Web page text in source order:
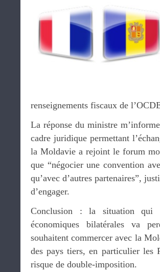
renseignements fiscaux de
La réponse du ministre
cadre juridique permettant
la Moldavie a rejoint le forum
que “négocier une convention
qu’avec d’autres partenaires”,
d’engager.
Conclusion : la situation qui
économiques bilatérales va
souhaitent commercer avec la
des pays tiers, en particulier les
risque de double-imposition.